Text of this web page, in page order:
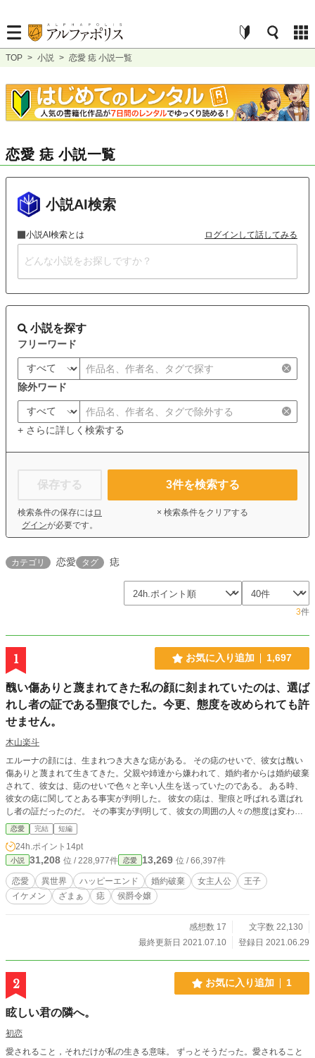
TOP > 小説 > 恋愛 痣 小説一覧
恋愛 痣 小説一覧
小説AI検索
小説AI検索とは ログインして話してみる
小説を探す
フリーワード
除外ワード
+ さらに詳しく検索する
保存する
検索条件の保存には ロ
グインが必要です。
3件を検索する
× 検索条件をクリアする
カテゴリ 恋愛 タグ 痣
3件
1 お気に入り追加 1,697
醜い傷ありと蔑まれてきた私の顔に刻まれていたのは、選ば
れし者の証である聖痕でした。今更、態度を改められても許
せません。
木山楽斗
エルーナの顔には、生まれつき大きな痣がある。 その痣のせいで、彼女は醜い
傷ありと蔑まれて生きてきた。父親や姉達から嫌われて、婚約者からは婚約破棄
されて、彼女は、痣のせいで色々と辛い人生を送っていたのである。 ある時、
彼女の痣に関してとある事実が判明した。 彼女の痣は、聖痕と呼ばれる選ばれ
し者の証だったのだ。 その事実が判明して、彼女の周囲の人々の態度は変わっ
た。父親や姉達からは媚を売られて、元婚約者からは復縁を迫られて、今までの
態度とは正反対の態度を取ってきたのだ。 流石に、エルーナもその態度は頭に
きた。 今更、態度を改めても許せない。それが彼女の素直な気持ちだったの
だ。 ※5話目の投稿で、間違って別の作品の5話を投稿してしまいました。申し
訳ありませんでした。既に修正済みです。
恋愛 完結 短編
24h.ポイント 14pt
小説 31,208 位 / 228,977件 恋愛 13,269 位 / 66,397件
恋愛 異世界 ハッピーエンド 婚約破棄 女主人公
王子
イケメン
ざまぁ 痣 侯爵令嬢
感想数 17
文字数 22,130
最終更新日 2021.07.10
登録日 2021.06.29
2 お気に入り追加 1
眩しい君の隣へ。
初恋
愛されること，それだけが私の生きる意味。 ずっとそうだった。愛されること